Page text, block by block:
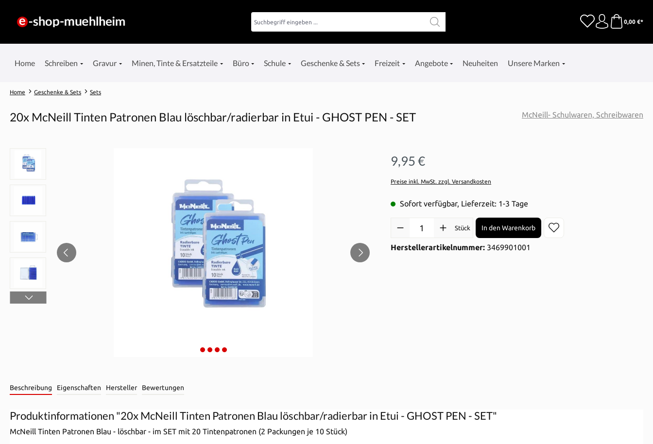
0,00 €*
Home Schreiben Gravur Minen, Tinte & Ersatzteile Büro Schule Geschenke & Sets Freizeit Angebote Neuheiten Unsere Marken
Home Geschenke & Sets Sets
20x McNeill Tinten Patronen Blau löschbar/radierbar in Etui - GHOST PEN - SET McNeill- Schulwaren, Schreibwaren
9,95 €
Preise inkl. MwSt. zzgl. Versandkosten
Sofort verfügbar, Lieferzeit: 1-3 Tage
Produkt Anzahl: Gib den gewünschten Wert ein oder benutze die
Stück In den Warenkorb
Herstellerartikelnummer: 3469901001
Beschreibung Eigenschaften Hersteller Bewertungen
Produktinformationen "20x McNeill Tinten Patronen Blau löschbar/radierbar in Etui - GHOST PEN - SET"
McNeill Tinten Patronen Blau - löschbar - im SET mit 20 Tintenpatronen (2 Packungen je 10 Stück)